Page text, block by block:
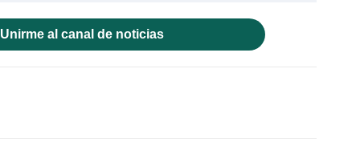
Unirme al canal de noticias